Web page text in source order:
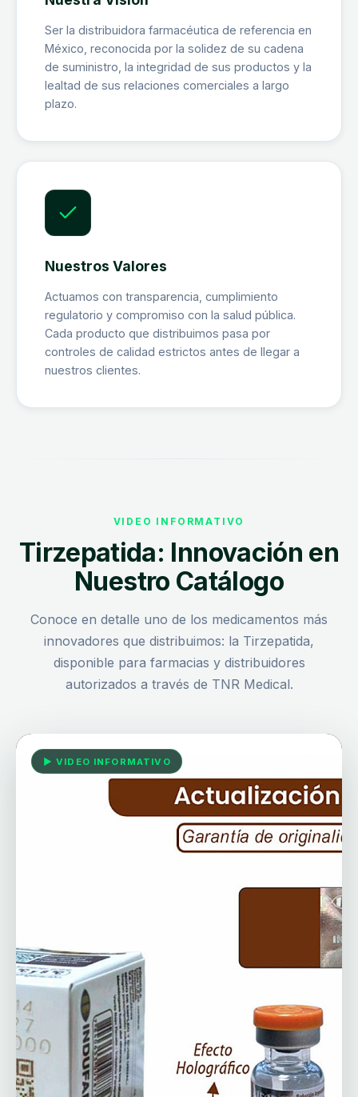
Ser la distribuidora farmacéutica de referencia en
México, reconocida por la solidez de su cadena
de suministro, la integridad de sus productos y la
lealtad de sus relaciones comerciales a largo
plazo.
Nuestros Valores
Actuamos con transparencia, cumplimiento
regulatorio y compromiso con la salud pública.
Cada producto que distribuimos pasa por
controles de calidad estrictos antes de llegar a
nuestros clientes.
VIDEO INFORMATIVO
Tirzepatida: Innovación en
Nuestro Catálogo
Conoce en detalle uno de los medicamentos más
innovadores que distribuimos: la Tirzepatida,
disponible para farmacias y distribuidores
autorizados a través de TNR Medical.
▶ VIDEO INFORMATIVO